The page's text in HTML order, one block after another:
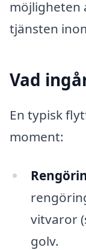
möjligheten
tjänsten
Vad
En typisk
moment:
vitvaror
golv.